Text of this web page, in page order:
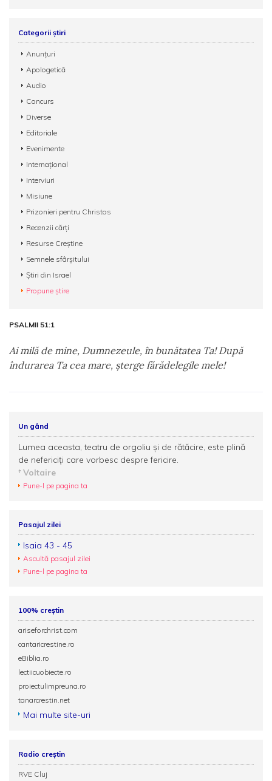
Categorii știri
Anunțuri
Apologetică
Audio
Concurs
Diverse
Editoriale
Evenimente
Internațional
Interviuri
Misiune
Prizonieri pentru Christos
Recenzii cărți
Resurse Creștine
Semnele sfârșitului
Știri din Israel
Propune știre
PSALMII 51:1
Ai milă de mine, Dumnezeule, în bunătatea Ta! După
îndurarea Ta cea mare, şterge fărădelegile mele!
Un gând
Lumea aceasta, teatru de orgoliu şi de rătăcire, este plină
de nefericiţi care vorbesc despre fericire.
Voltaire
Pune-l pe pagina ta
Pasajul zilei
Isaia 43 - 45
Ascultă pasajul zilei
Pune-l pe pagina ta
100% creștin
ariseforchrist.com
cantaricrestine.ro
eBiblia.ro
lectiicuobiecte.ro
proiectulimpreuna.ro
tanarcrestin.net
Mai multe site-uri
Radio creștin
RVE Cluj